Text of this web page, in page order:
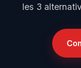
les 3